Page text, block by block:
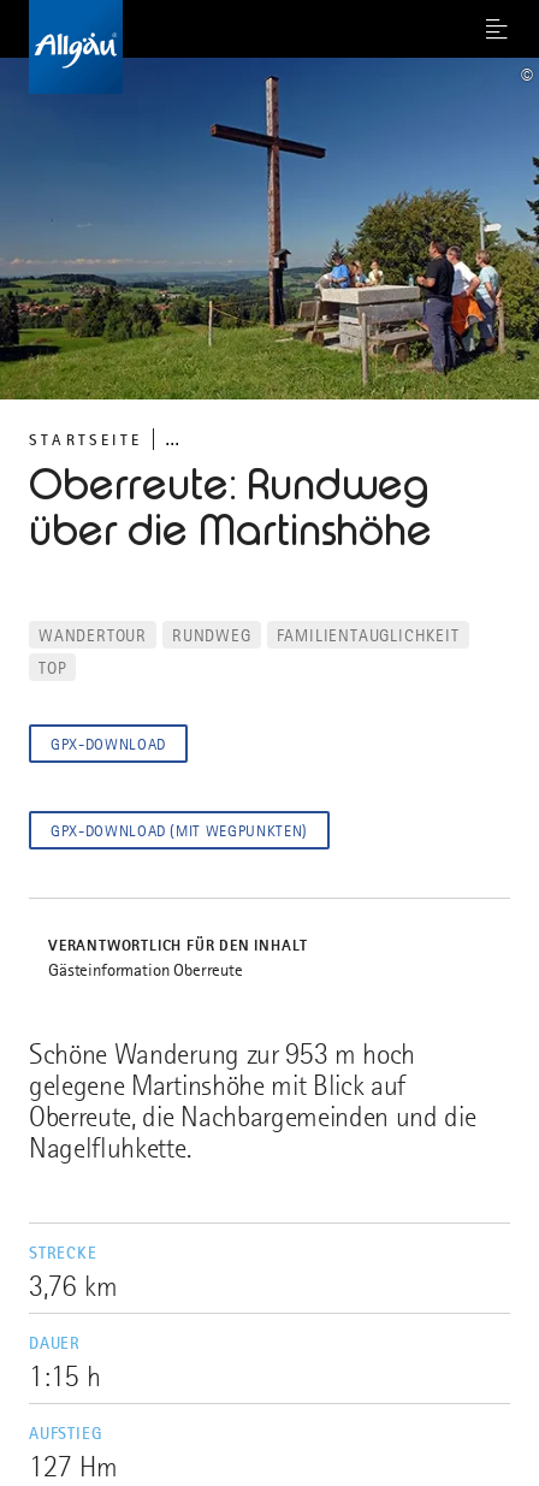
Menu
STARTSEITE ...
Oberreute: Rundweg
über die Martinshöhe
©
Schöne Wanderung zur 953 m hoch
gelegene Martinshöhe mit Blick auf
Oberreute, die Nachbargemeinden und die
Nagelfluhkette.
STRECKE
3,76 km
DAUER
1:15 h
AUFSTIEG
127 Hm
WANDERTOUR RUNDWEG
FAMILIENTAUGLICHKEIT
TOP
GPX-DOWNLOAD
GPX-DOWNLOAD (MIT WEGPUNKTEN)
VERANTWORTLICH FÜR DEN INHALT
Gästeinformation Oberreute